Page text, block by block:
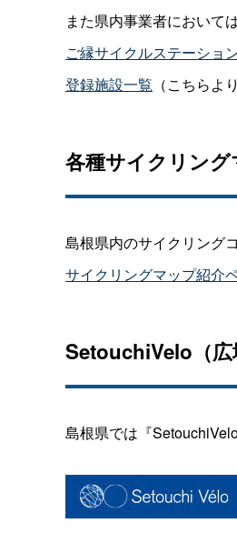
また県内事業者において
ご縁サイクルステーショ
登録施設一覧 （こちら
各種サイクリン
島根県内のサイクリング
サイクリングマップ紹介
SetouchiVelo（広
島根県では『